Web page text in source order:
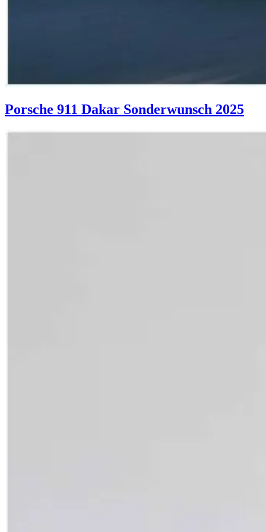
Porsche 911 Dakar Sonderwunsch 2025